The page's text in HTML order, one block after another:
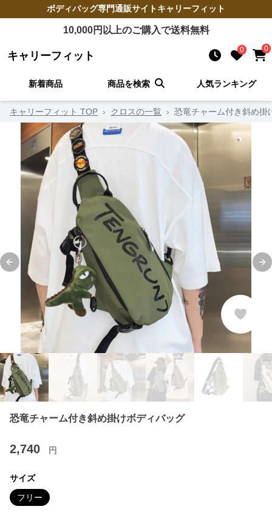
ボディバッグ専門通販サイトキャリーフィット
10,000円以上のご購入で送料無料
キャリーフィット 0 0
新着商品 商品を検索 人気ランキング
キャリーフィット TOP › クロスの一覧 › 恐竜チャーム付き斜め掛
Previous slide
恐竜チャーム付き斜め掛けボディバッグ
2,740 円
サイズ
フリー